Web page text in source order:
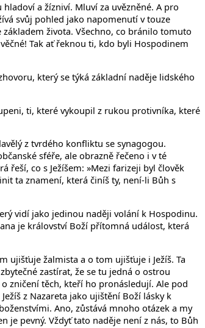
a žízniví. Mluví za uvězněné. A pro
svůj pohled jako napomenutí v touze
života. Všechno, co bránilo tomuto
Tak ať řeknou ti, kdo byli Hospodinem
který se týká základní naděje lidského
ti, které vykoupil z rukou protivníka, které
z tvrdého konfliktu se synagogou.
sféře, ale obrazně řečeno i v té
co s Ježíšem: »Mezi farizeji byl člověk
ta znamení, která činíš ty, není-li Bůh s
vidí jako jedinou naději volání k Hospodinu.
je království Boží přítomná událost, která
ujišťuje žalmista a o tom ujišťuje i Ježíš. Ta
zastírat, že se tu jedná o ostrou
zničení těch, kteří ho pronásledují. Ale pod
z Nazareta jako ujištění Boží lásky k
Ano, zůstává mnoho otázek a my
je pevný. Vždyť tato naděje není z nás, to Bůh